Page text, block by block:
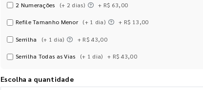
2 Numerações (+ 2 dias) + R$ 63,00
Refile Tamanho Menor (+ 1 dia) + R$ 13,00
Serrilha (+ 1 dia) + R$ 43,00
Serrilha Todas as Vias (+ 1 dia) + R$ 43,00
Escolha a quantidade